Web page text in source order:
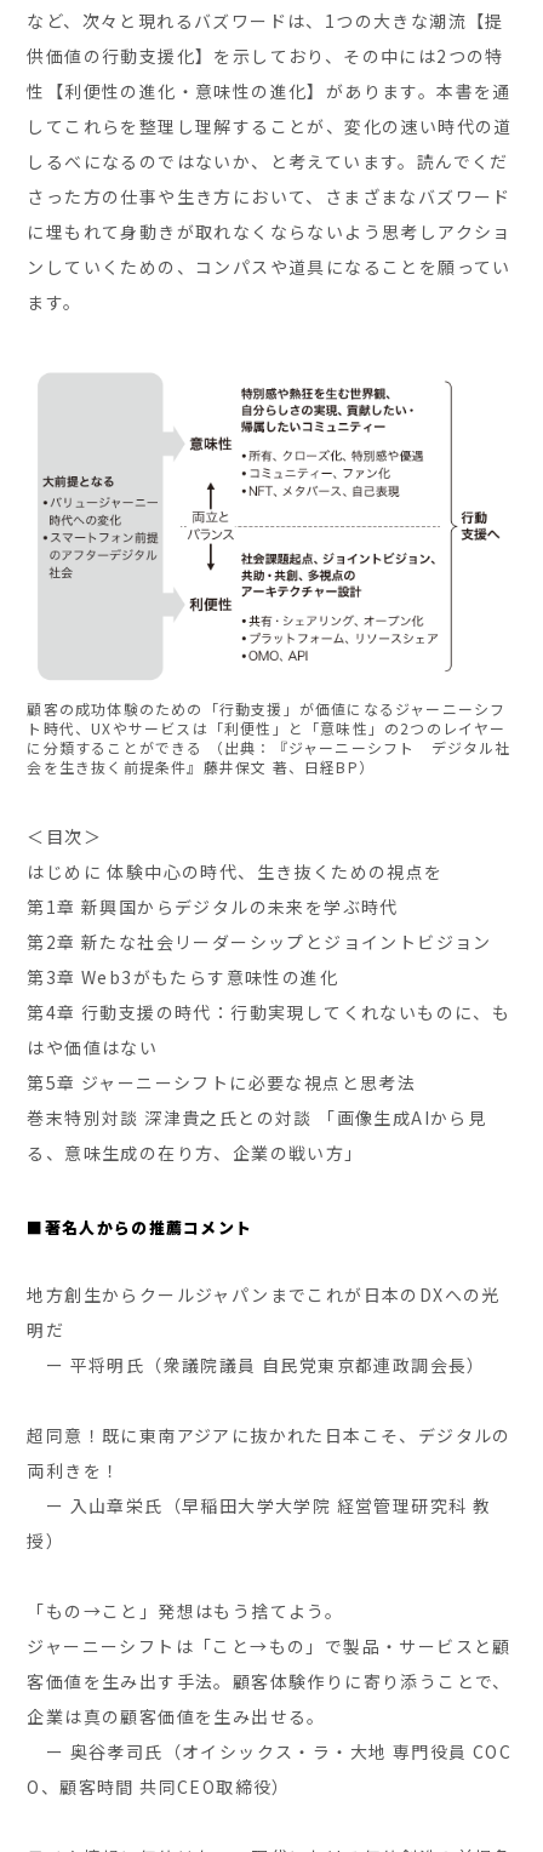
など、次々と現れるバズワードは、1つの大きな潮流【提
供価値の行動支援化】を示しており、その中には2つの特
性【利便性の進化・意味性の進化】があります。本書を通
してこれらを整理し理解することが、変化の速い時代の道
しるべになるのではないか、と考えています。読んでくだ
さった方の仕事や生き方において、さまざまなバズワード
に埋もれて身動きが取れなくならないよう思考しアクショ
ンしていくための、コンパスや道具になることを願ってい
ます。
顧客の成功体験のための「行動支援」が価値になるジャーニーシフ
ト時代、UXやサービスは「利便性」と「意味性」の2つのレイヤー
に分類することができる （出典：『ジャーニーシフト デジタル社
会を生き抜く前提条件』藤井保文 著、日経BP）
＜目次＞
はじめに 体験中心の時代、生き抜くための視点を
第1章 新興国からデジタルの未来を学ぶ時代
第2章 新たな社会リーダーシップとジョイントビジョン
第3章 Web3がもたらす意味性の進化
第4章 行動支援の時代：行動実現してくれないものに、も
はや価値はない
第5章 ジャーニーシフトに必要な視点と思考法
巻末特別対談 深津貴之氏との対談 「画像生成AIから見
る、意味生成の在り方、企業の戦い方」
■著名人からの推薦コメント
地方創生からクールジャパンまでこれが日本のDXへの光
明だ
ー 平将明氏（衆議院議員 自民党東京都連政調会長）
超同意！既に東南アジアに抜かれた日本こそ、デジタルの
両利きを！
ー 入山章栄氏（早稲田大学大学院 経営管理研究科 教
授）
「もの→こと」発想はもう捨てよう。
ジャーニーシフトは「こと→もの」で製品・サービスと顧
客価値を生み出す手法。顧客体験作りに寄り添うことで、
企業は真の顧客価値を生み出せる。
ー 奥谷孝司氏（オイシックス・ラ・大地 専門役員 COC
O、顧客時間 共同CEO取締役）